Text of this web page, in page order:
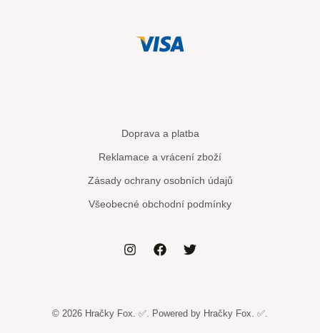
Doprava a platba
Reklamace a vrácení zboží
Zásady ochrany osobních údajů
Všeobecné obchodní podmínky
© 2026 Hračky Fox. ✅. Powered by Hračky Fox. ✅.